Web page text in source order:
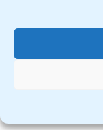
välispind
noka pikkus